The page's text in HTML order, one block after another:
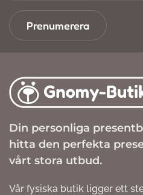
Prenumerera
Din personliga
hitta den perfekta
vårt stora utbud.
Vår fysiska butik ligger ett